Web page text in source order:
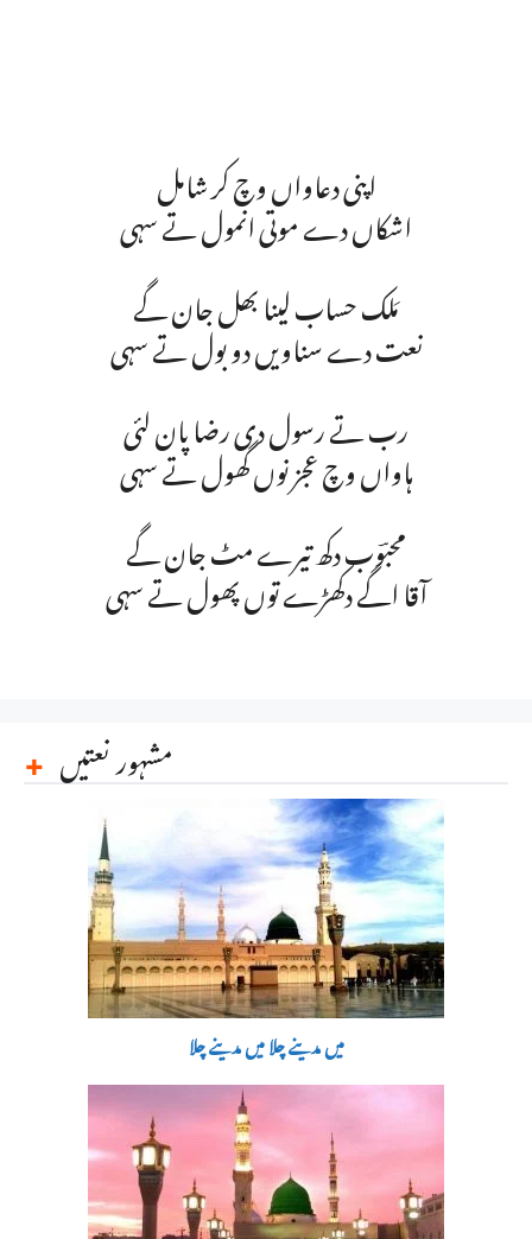
اپنی دعاواں وچ کر شامل
اشکاں دے موتی انمول تے سہی
مَلک حساب لینا بھل جان گے
نعت دے سناویں دو بول تے سہی
رب تے رسول دی رضا پان لئی
ہاواں وچ عجز نوں گھول تے سہی
محبؔوب دکھ تیرے مٹ جان گے
آقا اگے دکھڑے توں پھول تے سہی
مشہور نعتیں
میں مدینے چلا میں مدینے چلا